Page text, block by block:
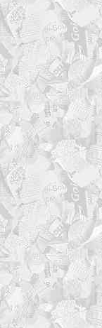
printf
}
echo
if [[
fi